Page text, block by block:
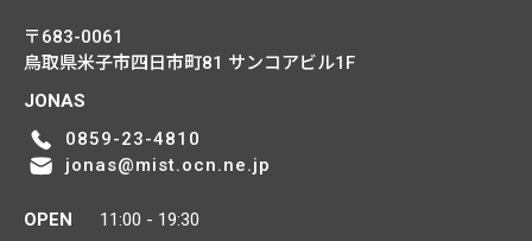
〒683-0061
鳥取県米子市四日市町81 サンコアビル1F
JONAS
0859-23-4810
jonas@mist.ocn.ne.jp
OPEN
11:00 - 19:30